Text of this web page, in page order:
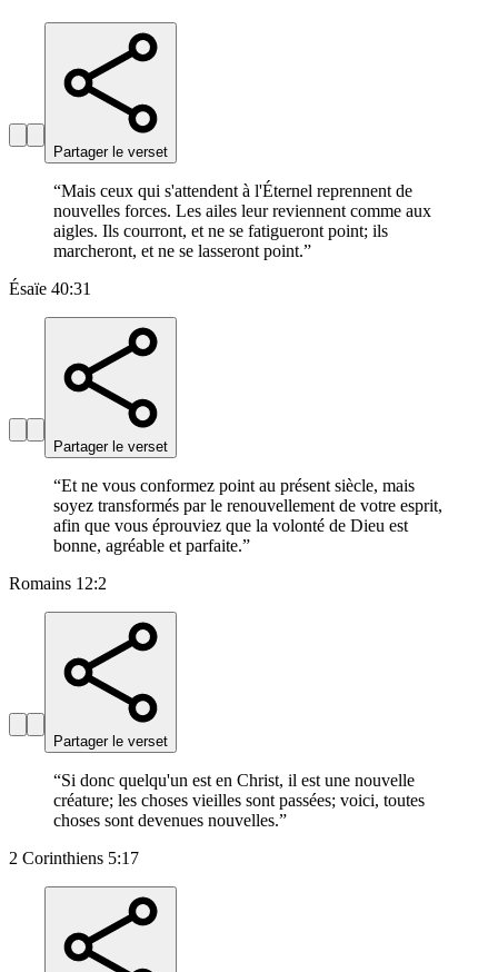
Partager le verset
“Mais ceux qui s'attendent à l'Éternel reprennent de
nouvelles forces. Les ailes leur reviennent comme aux
aigles. Ils courront, et ne se fatigueront point; ils
marcheront, et ne se lasseront point.”
Ésaïe 40:31
Partager le verset
“Et ne vous conformez point au présent siècle, mais
soyez transformés par le renouvellement de votre esprit,
afin que vous éprouviez que la volonté de Dieu est
bonne, agréable et parfaite.”
Romains 12:2
Partager le verset
“Si donc quelqu'un est en Christ, il est une nouvelle
créature; les choses vieilles sont passées; voici, toutes
choses sont devenues nouvelles.”
2 Corinthiens 5:17